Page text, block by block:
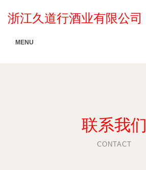
浙江久道行酒业有限公司
MENU
联系我们
CONTACT